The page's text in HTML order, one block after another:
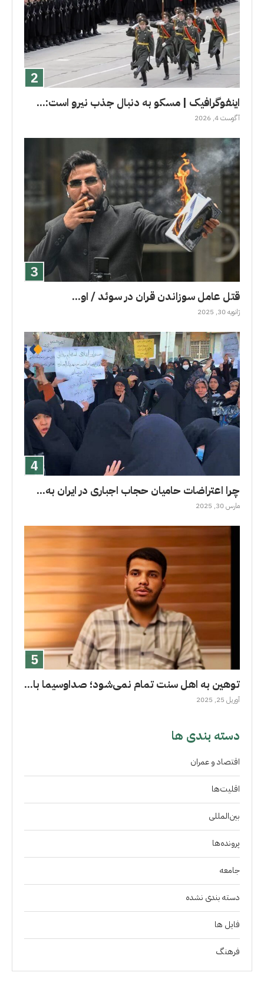
اینفوگرافیک | مسکو به دنبال جذب نیرو است:...
آگوست 4, 2026
قتل عامل سوزاندن قران در سوئد / او...
ژانویه 30, 2025
چرا اعتراضات حامیان حجاب اجباری در ایران به...
مارس 30, 2025
توهین به اهل سنت تمام نمی‌شود؛ صداوسیما با...
آوریل 25, 2025
دسته بندی ها
اقتصاد و عمران
اقلیت‌ها
بین‌المللی
پرونده‌ها
جامعه
دسته بندی نشده
فايل ها
فرهنگ